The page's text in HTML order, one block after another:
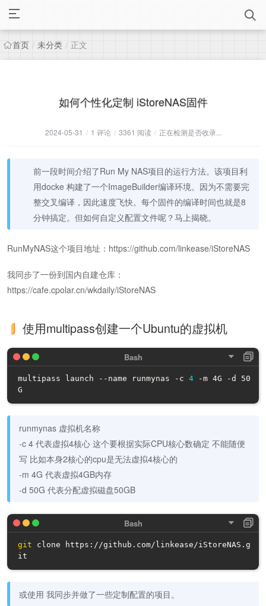
首页 / 未分类 / 正文
如何个性化定制 iStoreNAS固件
2024-05-31 / 1 评论 / 3361 阅读 / 正在检测是否收录...
前一段时间介绍了Run My NAS项目的运行方法。该项目利
用docke 构建了一个ImageBuilder编译环境。因为不需要完
整交叉编译，因此速度飞快。每个固件的编译时间也就是8
分钟搞定。但如何自定义配置文件呢？马上揭晓。
RunMyNAS这个项目地址：https://github.com/linkease/iStoreNAS
我同步了一份到国内自建仓库：
https://cafe.cpolar.cn/wkdaily/iStoreNAS
使用multipass创建一个Ubuntu的虚拟机
multipass launch --name runmynas -c 4 -m 4G -d 50
G
runmynas 虚拟机名称
-c 4 代表虚拟4核心 这个要根据实际CPU核心数确定 不能随便
写 比如本身2核心的cpu是无法虚拟4核心的
-m 4G 代表虚拟4GB内存
-d 50G 代表分配虚拟磁盘50GB
git clone https://github.com/linkease/iStoreNAS.g
it
或使用 我同步并做了一些定制配置的项目。